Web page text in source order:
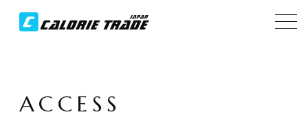
ACCESS